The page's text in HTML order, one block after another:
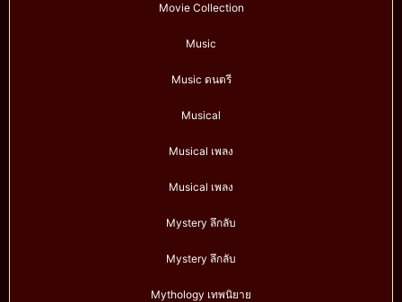
Movie Collection
Music
Music ดนตรี
Musical
Musical เพลง
Musical เพลง
Mystery ลึกลับ
Mystery ลึกลับ
Mythology เทพนิยาย